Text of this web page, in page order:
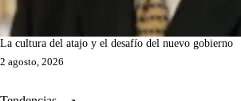
La cultura del atajo y el desafío del nuevo gobierno
2 agosto, 2026